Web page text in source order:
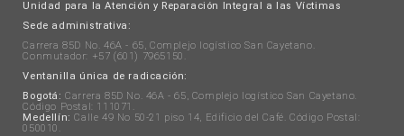
Unidad para la Atención y Reparación Integral a las Víctimas
Sede administrativa:
Carrera 85D No. 46A - 65, Complejo logístico San Cayetano.
Conmutador: +57 (601) 7965150.
Ventanilla única de radicación:
Bogotá: Carrera 85D No. 46A - 65, Complejo logístico San Cayetano.
Código Postal: 111071.
Medellín: Calle 49 No 50-21 piso 14, Edificio del Café. Código Postal:
050010.